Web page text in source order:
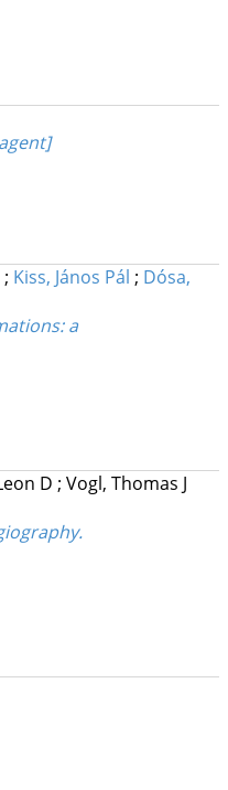
; Kiss, János Pál ; Dósa,
a
D ; Vogl, Thomas J